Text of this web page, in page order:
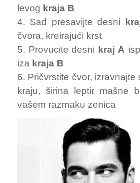
levog kraja B
4. Sad presavijte desni
čvora, kreirajući krst
5. Provucite desni kraj A
iza kraja B
6. Pričvrstite čvor,
kraju, širina leptir mašne
vašem razmaku zenica